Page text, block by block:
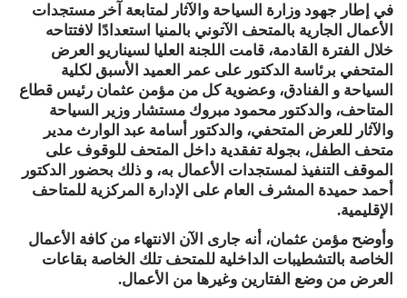
في إطار جهود وزارة السياحة والآثار لمتابعة آخر مستجدات
الأعمال الجارية بالمتحف الآتوني بالمنيا استعدادًا لافتتاحه
خلال الفترة القادمة، قامت اللجنة العليا لسيناريو العرض
المتحفي برئاسة الدكتور على عمر العميد الأسبق لكلية
السياحة و الفنادق، وعضوية كل من مؤمن عثمان رئيس قطاع
المتاحف، والدكتور محمود مبروك مستشار وزير السياحة
والآثار للعرض المتحفي، والدكتور أسامة عبد الوارث مدير
متحف الطفل، بجولة تفقدية داخل المتحف للوقوف على
الموقف التنفيذ لمستجدات الأعمال به، و ذلك بحضور الدكتور
أحمد حميدة المشرف العام على الإدارة المركزية للمتاحف
الإقليمية.
وأوضح مؤمن عثمان، أنه جارى الآن الانتهاء من كافة الأعمال
الخاصة بالتشطيبات الداخلية للمتحف تلك الخاصة بقاعات
العرض من وضع الفتارين وغيرها من الأعمال.